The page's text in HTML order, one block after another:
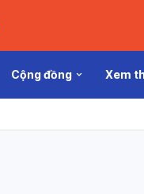
Cộng đồng Xem